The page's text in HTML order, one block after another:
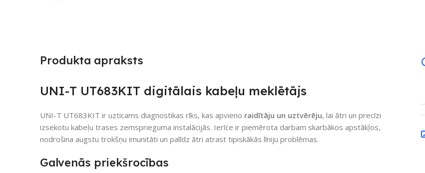
Produkta apraksts
UNI-T UT683KIT digitālais kabeļu meklētājs
UNI-T UT683KIT ir uzticams diagnostikas rīks, kas apvieno raidītāju un uztvērēju, lai ātri un precīzi
izsekotu kabeļu trases zemsprieguma instalācijās. Ierīce ir piemērota darbam skarbākos apstākļos,
nodrošina augstu trokšņu imunitāti un palīdz ātri atrast tipiskākās līniju problēmas.
Galvenās priekšrocības